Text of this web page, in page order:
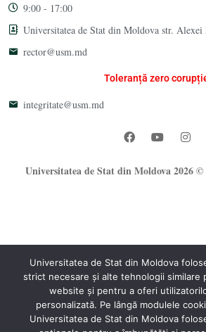
9:00 - 17:00
Universitatea de Stat din Moldova str.
rector@usm.md
Toleranță zero
integritate@usm.md
Universitatea de Stat din Moldova 2026
Oficiul Programare Web al
Universitatea de Stat din Moldova
strict necesare și alte tehnologii similare
website și pentru a oferi
personalizată. Pe lângă modulele
Universitatea de Stat din Moldova